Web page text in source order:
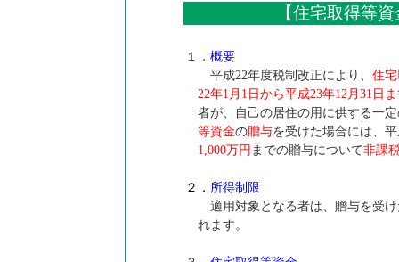
【住宅取得等
１． 概要
平成22年度税制改正により、住
22年1月1日から平成23年12月31日
者が、自己の居住の用に供する一
等資金の贈与を受けた場合には、
1,000万円 までの贈与について非課
２． 所得制限
適用対象となる者は、贈与を受
れます。